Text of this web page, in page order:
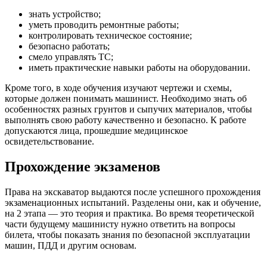
знать устройство;
уметь проводить ремонтные работы;
контролировать техническое состояние;
безопасно работать;
смело управлять ТС;
иметь практические навыки работы на оборудовании.
Кроме того, в ходе обучения изучают чертежи и схемы,
которые должен понимать машинист. Необходимо знать об
особенностях разных грунтов и сыпучих материалов, чтобы
выполнять свою работу качественно и безопасно. К работе
допускаются лица, прошедшие медицинское
освидетельствование.
Прохождение экзаменов
Права на экскаватор выдаются после успешного прохождения
экзаменационных испытаний. Разделены они, как и обучение,
на 2 этапа — это теория и практика. Во время теоретической
части будущему машинисту нужно ответить на вопросы
билета, чтобы показать знания по безопасной эксплуатации
машин, ПДД и другим основам.